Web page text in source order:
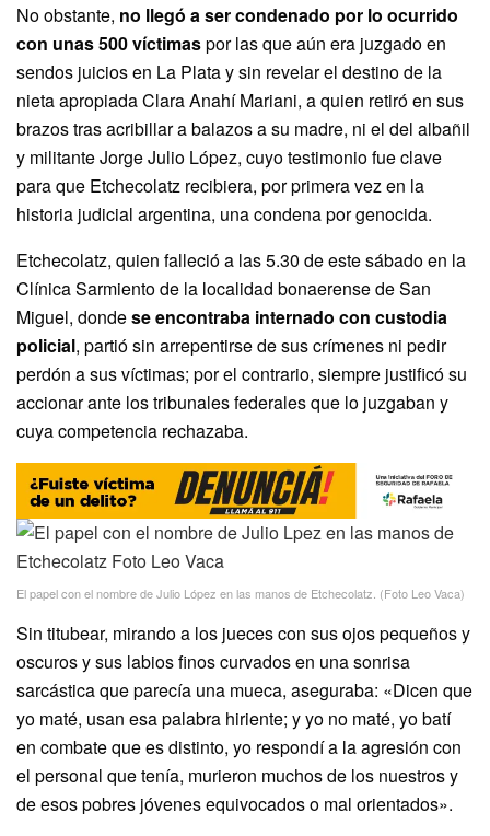
No obstante, no llegó a ser condenado por lo ocurrido
con unas 500 víctimaspor las que aún era juzgado en
sendos juicios en La Plata y sin revelar el destino de la
nieta apropiada Clara Anahí Mariani, a quien retiró en sus
brazos tras acribillar a balazos a su madre, ni el del albañil
y militante Jorge Julio López, cuyo testimonio fue clave
para que Etchecolatz recibiera, por primera vez en la
historia judicial argentina, una condena por genocida.
Etchecolatz, quien falleció a las 5.30 de este sábado en la
Clínica Sarmiento de la localidad bonaerense de San
Miguel, dondese encontraba internado con custodia
policial, partió sin arrepentirse de sus crímenes ni pedir
perdón a sus víctimas; por el contrario, siempre justificó su
accionar ante los tribunales federales que lo juzgaban y
cuya competencia rechazaba.
El papel con el nombre de Julio López en las manos de Etchecolatz. (Foto Leo Vaca)
Sin titubear, mirando a los jueces con sus ojos pequeños y
oscuros y sus labios finos curvados en una sonrisa
sarcástica que parecía una mueca, aseguraba: «Dicen que
yo maté, usan esa palabra hiriente; y yo no maté, yo batí
en combate que es distinto, yo respondí a la agresión con
el personal que tenía, murieron muchos de los nuestros y
de esos pobres jóvenes equivocados o mal orientados».